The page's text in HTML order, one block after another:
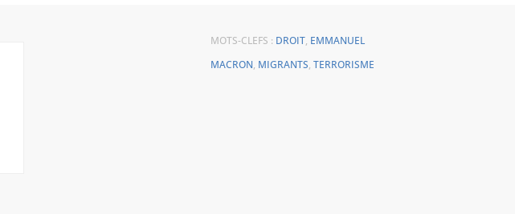
MOTS-CLEFS : DROIT, EMMANUEL
MACRON, MIGRANTS, TERRORISME